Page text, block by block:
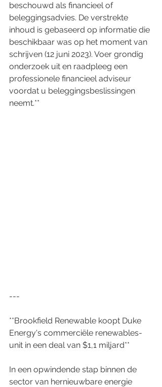
beschouwd als financieel of
beleggingsadvies. De verstrekte
inhoud is gebaseerd op informatie die
beschikbaar was op het moment van
schrijven (12 juni 2023). Voer grondig
onderzoek uit en raadpleeg een
professionele financieel adviseur
voordat u beleggingsbeslissingen
neemt.**
---
**Brookfield Renewable koopt Duke
Energy's commerciële renewables-
unit in een deal van $1,1 miljard**
In een opwindende stap binnen de
sector van hernieuwbare energie